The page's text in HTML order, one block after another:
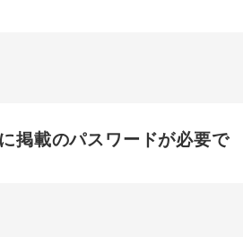
掲載のパスワードが必要で